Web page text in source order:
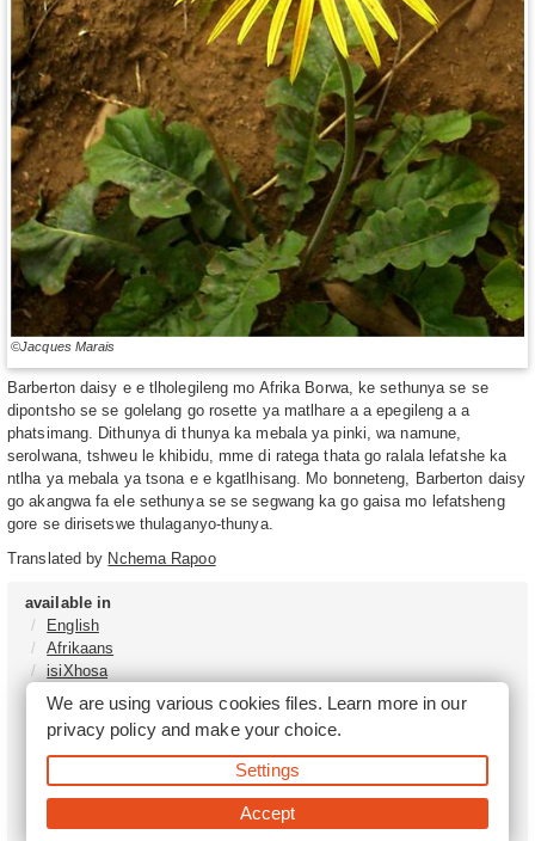
©Jacques Marais
Barberton daisy e e tlholegileng mo Afrika Borwa, ke sethunya se se
dipontsho se se golelang go rosette ya matlhare a a epegileng a a
phatsimang. Dithunya di thunya ka mebala ya pinki, wa namune,
serolwana, tshweu le khibidu, mme di ratega thata go ralala lefatshe ka
ntlha ya mebala ya tsona e e kgatlhisang. Mo bonneteng, Barberton daisy
go akangwa fa ele sethunya se se segwang ka go gaisa mo lefatsheng
gore se dirisetswe thulaganyo-thunya.
Translated by Nchema Rapoo
available in
English
Afrikaans
isiXhosa
isiZulu
Tshivenḓa
Sepedi
isiNdebele
Setswana
We are using various cookies files. Learn more in our
privacy policyand make your choice.
Settings
Accept